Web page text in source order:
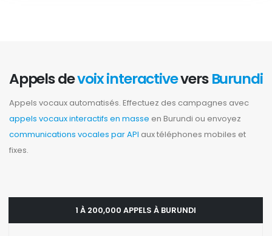
Appels devoix interactiveversBurundi
Appels vocaux automatisés. Effectuez des campagnes avec
appels vocaux interactifs en masse en Burundi ou envoyez
communications vocales par API aux téléphones mobiles et
fixes.
1 À 200,000 APPELS À BURUNDI